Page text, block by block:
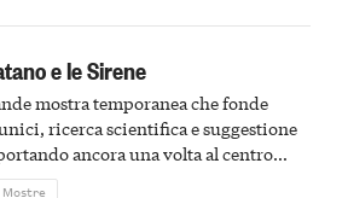
e le Sirene
mostra temporanea che fonde
ricerca scientifica e suggestione
ancora una volta al centro
le meraviglie del passato astigiano
Mostre